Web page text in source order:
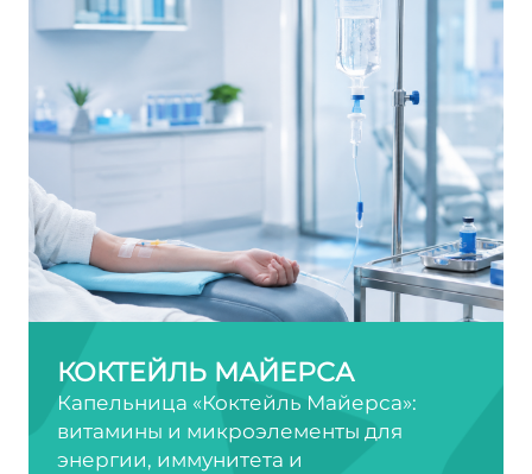
КОКТЕЙЛЬ МАЙЕРСА
Капельница «Коктейль Майерса»:
витамины и микроэлементы для
энергии, иммунитета и